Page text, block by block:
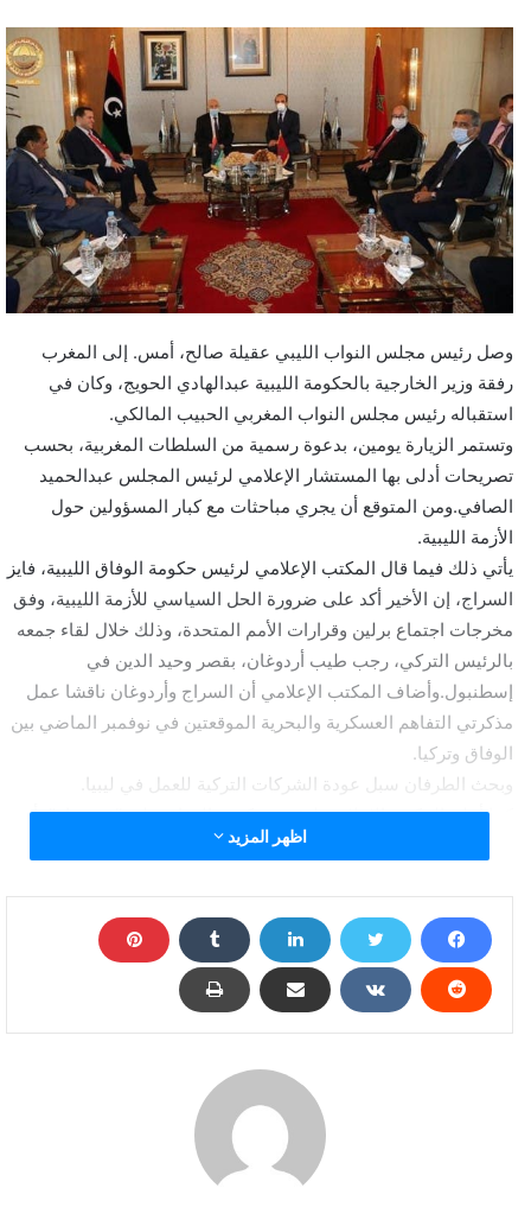
وصل رئيس مجلس النواب الليبي عقيلة صالح، أمس. إلى المغرب
رفقة وزير الخارجية بالحكومة الليبية عبدالهادي الحويج، وكان في
استقباله رئيس مجلس النواب المغربي الحبيب المالكي.
وتستمر الزيارة يومين، بدعوة رسمية من السلطات المغربية، بحسب
تصريحات أدلى بها المستشار الإعلامي لرئيس المجلس عبدالحميد
الصافي.ومن المتوقع أن يجري مباحثات مع كبار المسؤولين حول
الأزمة الليبية.
يأتي ذلك فيما قال المكتب الإعلامي لرئيس حكومة الوفاق الليبية، فايز
السراج، إن الأخير أكد على ضرورة الحل السياسي للأزمة الليبية، وفق
مخرجات اجتماع برلين وقرارات الأمم المتحدة، وذلك خلال لقاء جمعه
بالرئيس التركي، رجب طيب أردوغان، بقصر وحيد الدين في
إسطنبول.وأضاف المكتب الإعلامي أن السراج وأردوغان ناقشا عمل
مذكرتي التفاهم العسكرية والبحرية الموقعتين في نوفمبر الماضي بين
الوفاق وتركيا.
وبحث الطرفان سبل عودة الشركات التركية للعمل في ليبيا.
كما أعلن المكتب الإعلامي لرئيس حكومة الوفاق على “فيسبوك”، أن
السراج أجرى اتصالاً هاتفياً مع منسقِ السياسة الخارجية في الاتحاد
ليبيا، والعودة للمسارِ السياسي، وفقاً لقرارات الأمم المتحدة
ومخرجاتِ مؤتمر برلين.عسكريا، يستمر الهدوء الحذر بالقرب من سرت
مع استمرار استنفار قوات الجيش الوطني الليبي، ورفع استعداداتها،
فيما تستمر الوفاق في حشد المقاتلين التابعين لها في المشروع
الوطني الليبي، خالد المحجوب، أشار إلى أنه تم نشر قوات بحرية
لحماية سواحل ليبيا قبالة الهلال النفطي من أي اختراق.
اظهر المزيد